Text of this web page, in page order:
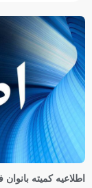
اطلاعیه کمیته